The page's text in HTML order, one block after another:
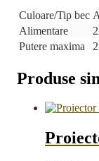
Culoare/Tip bec
Alimentare
Putere maxima
Produse